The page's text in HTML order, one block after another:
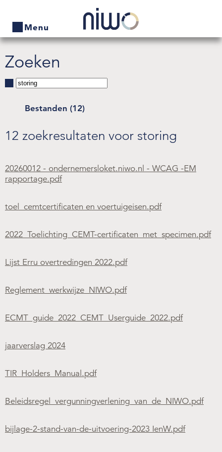
Menu
Home
Producten
Bedrijven zoeken
Actueel
Contact
Over de NIWO
Informatie per land / Country information
Over deze website
Inloggen
NIWO
2288 GM Rijswijk
E info@niwo.nl
Zoeken
Bestanden (12)
12 zoekresultaten voor storing
20260012 - ondernemersloket.niwo.nl - WCAG -EM
rapportage.pdf
toel_cemtcertificaten en voertuigeisen.pdf
2022_Toelichting_CEMT-certificaten_met_specimen.pdf
Lijst Erru overtredingen 2022.pdf
Reglement_werkwijze_NIWO.pdf
ECMT_guide_2022_CEMT_Userguide_2022.pdf
jaarverslag 2024
TIR_Holders_Manual.pdf
Beleidsregel_vergunningverlening_van_de_NIWO.pdf
bijlage-2-stand-van-de-uitvoering-2023 IenW.pdf